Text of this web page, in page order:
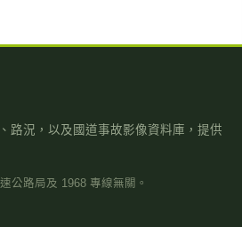
路況，以及國道事故影像資料庫，提供
公路局及 1968 專線無關。